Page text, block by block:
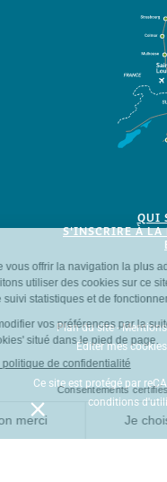
QUI
S'INSCRIRE À LA
Plan du site -
Éditer mes cookies
Ce site est protégé par
conditions